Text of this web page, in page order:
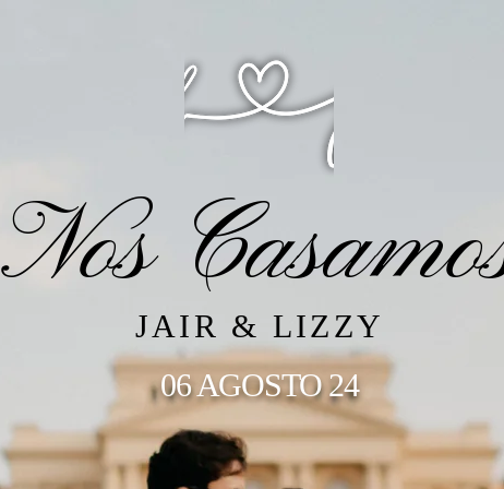
Nos
JAIR & LIZZY
06 AGOSTO 24